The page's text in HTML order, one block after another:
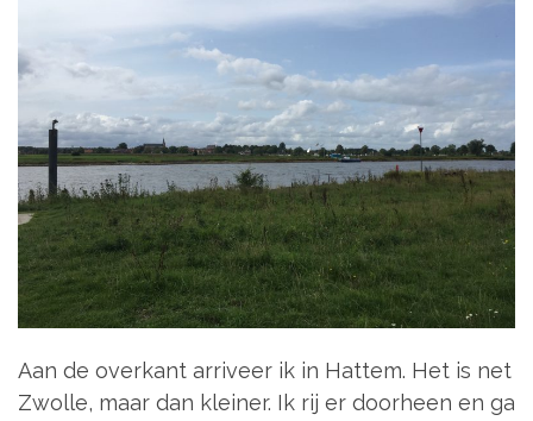
Aan de overkant arriveer ik in Hattem. Het is net
Zwolle, maar dan kleiner. Ik rij er doorheen en ga